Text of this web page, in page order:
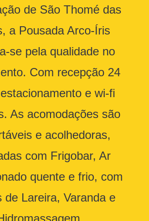
de São Thomé das
a Pousada Arco-Íris
se pela qualidade no
Com recepção 24
e wi-fi
As acomodações são
e acolhedoras,
com Frigobar, Ar
quente e frio, com
de Lareira, Varanda e